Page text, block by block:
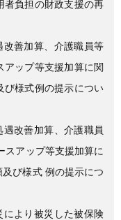
者負担の財政支援の再
改善加算、介護職員等
アップ等支援加算に関
び様式例の提示につい
遇改善加算、介護職員
スアップ等支援加算に
び様式 例の提示につ
により被災した被保険